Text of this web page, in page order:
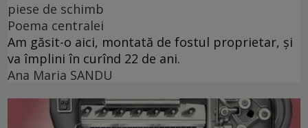
piese de schimb
Poema centralei
Am găsit-o aici, montată de fostul proprietar, și
va împlini în curînd 22 de ani.
Ana Maria SANDU